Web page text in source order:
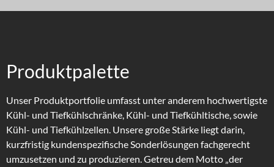
Produktpalette
Unser Produktportfolie umfasst unter anderem hochwertigste
Kühl- und Tiefkühlschränke, Kühl- und Tiefkühltische, sowie
Kühl- und Tiefkühlzellen. Unsere große Stärke liegt darin,
kurzfristig kundenspezifische Sonderlösungen fachgerecht
umzusetzen und zu produzieren.Getreu dem Motto „der